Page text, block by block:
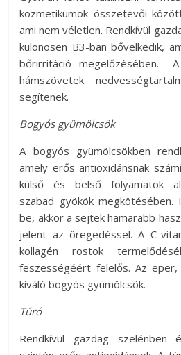
kozmetikumok összetevői
ami nem véletlen. Rendkívül
különösen B3-ban bővelkedik,
bőrirritáció megelőzésében.
hámszövetek
segítenek.
Bogyós gyümölcsök
A bogyós gyümölcsökben
amely erős antioxidánsnak
külső és belső folyamatok
szabad gyökök
be, akkor a sejtek hamarabb
jelent az öregedéssel. A C-
kollagén rostok
feszességéért felelős. Az
kiváló bogyós gyümölcsök.
Túró
Rendkívül gazdag szelénben